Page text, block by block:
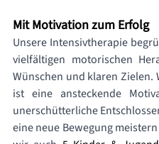
Mit Motivation zum Erfolg
Unsere Intensivtherapie
vielfältigen motorischen
Wünschen und klaren Zielen.
ist eine ansteckende
unerschütterliche
eine neue Bewegung